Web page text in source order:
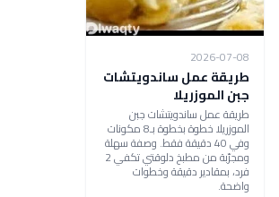
2026-07-08
طريقة عمل ساندويتشات
جبن الموزريلا
طريقة عمل ساندويتشات جبن
الموزريلا خطوة بخطوة بـ8 مكونات
وفي 40 دقيقة فقط. وصفة سهلة
ومجرّبة من مطبخ دلوقتي تكفي 2
فرد، بمقادير دقيقة وخطوات
واضحة.